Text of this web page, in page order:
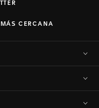
CERCANA